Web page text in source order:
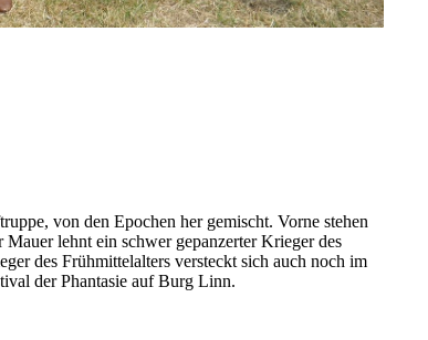
von den Epochen her gemischt. Vorne stehen
lehnt ein schwer gepanzerter Krieger des
des Frühmittelalters versteckt sich auch noch im
der Phantasie auf Burg Linn.